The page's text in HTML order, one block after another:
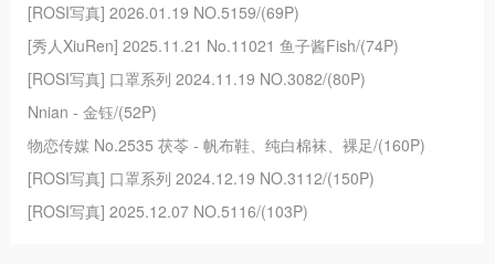
[ROSI写真] 2026.01.19 NO.5159/(69P)
[秀人XiuRen] 2025.11.21 No.11021 鱼子酱Fish/(74P)
[ROSI写真] 口罩系列 2024.11.19 NO.3082/(80P)
Nnian - 金钰/(52P)
物恋传媒 No.2535 茯苓 - 帆布鞋、纯白棉袜、裸足/(160P)
[ROSI写真] 口罩系列 2024.12.19 NO.3112/(150P)
[ROSI写真] 2025.12.07 NO.5116/(103P)